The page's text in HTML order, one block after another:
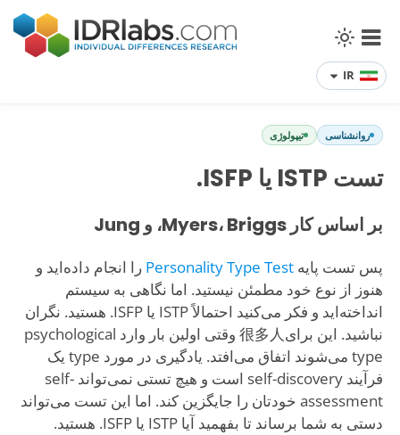
IR
روانشناسی تیپولوژی
تست ISTP یا ISFP.
بر اساس کار Myers، Briggs، و Jung
پس تست پایهPersonality Type Test را انجام داده‌اید و
هنوز از نوع خود مطمئن نیستید. اما نگاهی به سیستم
انداخته‌اید و فکر می‌کنید احتمالاً ISTP یا ISFP. هستید. نگران
نباشید. این برای很多人 وقتی اولین بار وارد psychological
type می‌شوند اتفاق می‌افتد. یادگیری در مورد type یک
فرآیند self-discovery است و هیچ تستی نمی‌تواند self-
assessment خودتان را جایگزین کند. اما این تست می‌تواند
دستی به شما برساند تا بفهمید آیا ISTP یا ISFP. هستید.